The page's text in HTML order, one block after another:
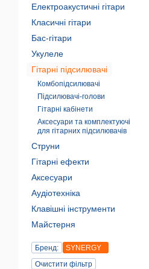
Електроакустичні гітари
Класичні гітари
Бас-гітари
Укулеле
Гітарні підсилювачі
Комбопідсилювачі
Підсилювачі-голови
Гітарні кабінети
Аксесуари та комплектуючі
для гітарних підсилювачів
Струни
Гітарні ефекти
Аксесуари
Аудіотехніка
Клавішні інструменти
Майстерня
Бренд:
SYNERGY
Очистити фільтр